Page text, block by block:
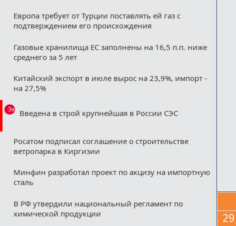
Европа требует от Турции поставлять ей газ с
подтверждением его происхождения
Газовые хранилища ЕС заполнены на 16,5 п.п. ниже
среднего за 5 лет
Китайский экспорт в июле вырос на 23,9%, импорт -
на 27,5%
Эксклюзив
Введена в строй крупнейшая в России СЭС
Росатом подписал соглашение о строительстве
ветропарка в Киргизии
Минфин разработал проект по акцизу на импортную
сталь
В РФ утвердили национальный регламент по
химической продукции
29